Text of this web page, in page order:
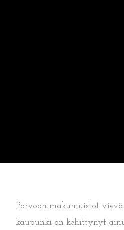
Porvoon makumuistot
kaupunki on kehittynyt